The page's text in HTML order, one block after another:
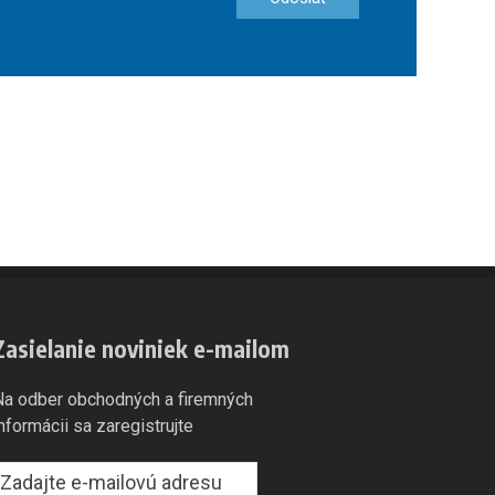
noviniek e-mailom
odber obchodných a firemných
sa zaregistrujte